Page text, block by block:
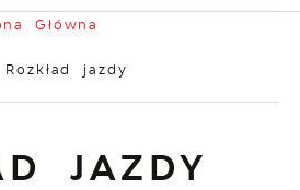
Główna
Rozkład jazdy
JAZDY